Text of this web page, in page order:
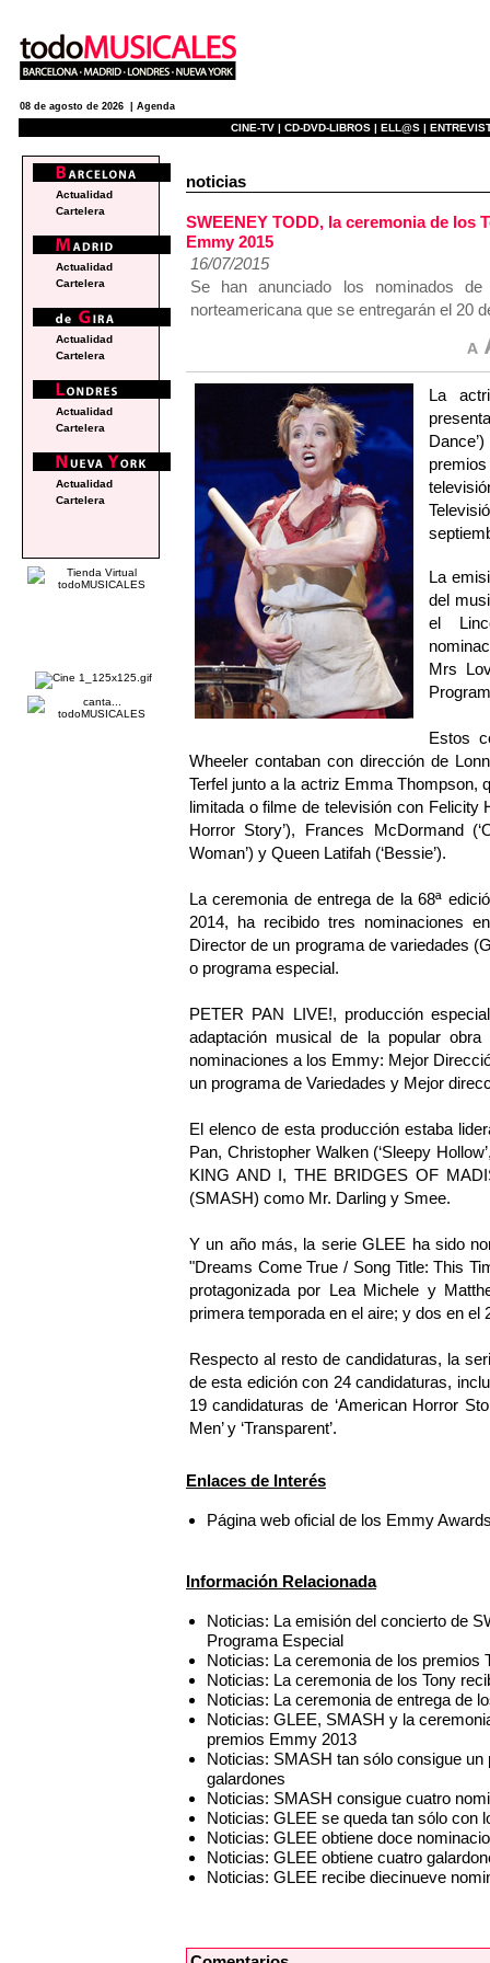
08 de agosto de 2026 | Agenda
CINE-TV | CD-DVD-LIBROS | ELL@S |
noticias
SWEENEY TODD, la ceremonia de los
Emmy 2015
16/07/2015
Se han anunciado los nominados
norteamericana que se entregarán el 20
La
La
del
el
Mrs
Estos
Wheeler contaban con dirección de
Terfel junto a la actriz Emma Thompson,
limitada o filme de televisión con Felicity
Horror Story’), Frances McDormand
Woman’) y Queen Latifah (‘Bessie’).
La ceremonia de entrega de la 68ª
2014, ha recibido tres nominaciones
Director de un programa de variedades
o programa especial.
PETER PAN LIVE!, producción
adaptación musical de la popular
nominaciones a los Emmy: Mejor
un programa de Variedades y Mejor
El elenco de esta producción estaba
Pan, Christopher Walken (‘Sleepy
KING AND I, THE BRIDGES OF
(SMASH) como Mr. Darling y Smee.
Y un año más, la serie GLEE ha sido
"Dreams Come True / Song Title: This
protagonizada por Lea Michele y
primera temporada en el aire; y dos en el
Respecto al resto de candidaturas, la
de esta edición con 24 candidaturas,
19 candidaturas de ‘American Horror
Men’ y ‘Transparent’.
Enlaces de Interés
Página web oficial de los Emmy
Información Relacionada
Noticias: La emisión del concierto de
Programa Especial
Noticias: La ceremonia de los premios
Noticias: La ceremonia de los Tony
Noticias: La ceremonia de entrega de
Noticias: GLEE, SMASH y la
premios Emmy 2013
Noticias: SMASH tan sólo consigue
galardones
Noticias: SMASH consigue cuatro
Noticias: GLEE se queda tan sólo con
Noticias: GLEE obtiene doce
Noticias: GLEE obtiene cuatro
Noticias: GLEE recibe diecinueve
Actualidad
Cartelera
Actualidad
Cartelera
Actualidad
Cartelera
Actualidad
Cartelera
Actualidad
Cartelera